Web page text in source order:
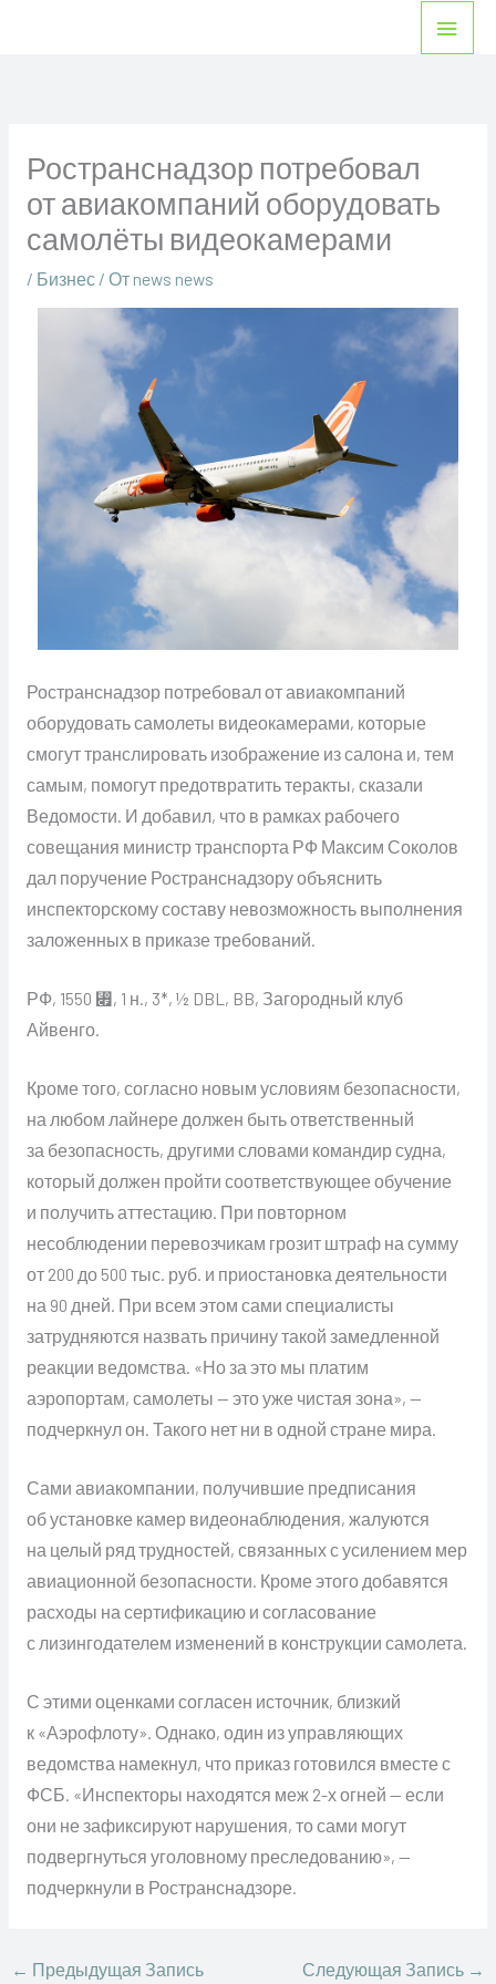
Ространснадзор потребовал
от авиакомпаний оборудовать
самолёты видеокамерами
/ Бизнес/ От news news
Ространснадзор потребовал от авиакомпаний
оборудовать самолеты видеокамерами, которые
смогут транслировать изображение из салона и, тем
самым, помогут предотвратить теракты, сказали
Ведомости. И добавил, что в рамках рабочего
совещания министр транспорта РФ Максим Соколов
дал поручение Ространснадзору объяснить
инспекторскому составу невозможность выполнения
заложенных в приказе требований.
РФ, 1550 ⃏, 1 н., 3*, ½ DBL, BB, Загородный клуб
Айвенго.
Кроме того, согласно новым условиям безопасности,
на любом лайнере должен быть ответственный
за безопасность, другими словами командир судна,
который должен пройти соответствующее обучение
и получить аттестацию. При повторном
несоблюдении перевозчикам грозит штраф на сумму
от 200 до 500 тыс. руб. и приостановка деятельности
на 90 дней. При всем этом сами специалисты
затрудняются назвать причину такой замедленной
реакции ведомства. «Но за это мы платим
аэропортам, самолеты — это уже чистая зона», —
подчеркнул он. Такого нет ни в одной стране мира.
Сами авиакомпании, получившие предписания
об установке камер видеонаблюдения, жалуются
на целый ряд трудностей, связанных с усилением мер
авиационной безопасности. Кроме этого добавятся
расходы на сертификацию и согласование
с лизингодателем изменений в конструкции самолета.
С этими оценками согласен источник, близкий
к «Аэрофлоту». Однако, один из управляющих
ведомства намекнул, что приказ готовился вместе с
ФСБ. «Инспекторы находятся меж 2-х огней — если
они не зафиксируют нарушения, то сами могут
подвергнуться уголовному преследованию», —
подчеркнули в Ространснадзоре.
← Предыдущая Запись Следующая Запись →